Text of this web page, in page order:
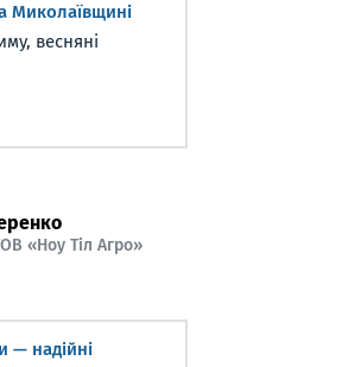
Миколаївщині
весняні
«Ноу Тіл Агро»
— надійні